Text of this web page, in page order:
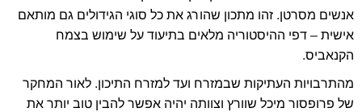
אנשים מסרטן. זהו מתכון שהורג את כל סוגי הגידולים גם מותאם
אישית – דפי ההיסטוריה מלאים בתיעוד על שימוש בצמח
הקנאביס.
מהתרבויות העתיקות שבמזרח ועד למזרח התיכון. לאור המחקר
של פרופסור מיכל שוורץ וצוותה יהיה אפשר להבין טוב יותר את